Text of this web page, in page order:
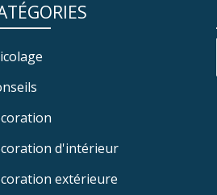
d'intérieur
extérieure